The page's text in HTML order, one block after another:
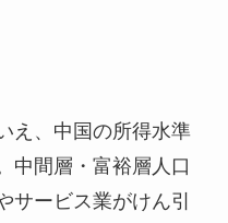
え、中国の所得水準
中間層・富裕層人口
サービス業がけん引